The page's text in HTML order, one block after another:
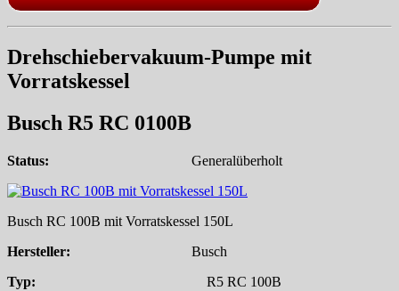
Drehschiebervakuum-Pumpe mit
Vorratskessel
Busch R5 RC 0100B
Status: Generalüberholt
Busch RC 100B mit Vorratskessel 150L
Hersteller: Busch
Typ: R5 RC 100B